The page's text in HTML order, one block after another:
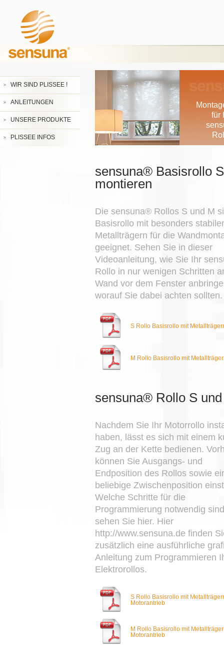
WIR SIND PLISSEE !
ANLEITUNGEN
UNSERE PRODUKTE
PLISSEE INFOS
für
sensuna® Basisrollo
montieren
Die sensuna® Rollos S und M
Basisrollo mit besonders
Metallträgern für die
geeignet. Sehen Sie in dieser
Videoanleitung, wie Sie Ihr
Rollo in nur wenigen Schritten
Wand vor dem Fenster
worauf Sie dabei achten sollten.
S Rollo Basisrollo mit
M Rollo Basisrollo mit
sensuna® Rollo S
Nachdem Sie Ihr Motorrollo
haben, lässt es sich mit einem
Zug an der Kette bedienen.
können Sie Ausgangs- und
Endposition des Rollos sowie
beliebige Zwischenposition
Welche Schritte für die
Programmierung notwendig
sehen Sie hier. Hier
http://www.sensuna.de finden
zusätzlich eine ausführliche
Anleitung zum Programmieren
Elektrorollos.
S Rollo Basisrollo mit
Motorantrieb
M Rollo Basisrollo mit
Motorantrieb